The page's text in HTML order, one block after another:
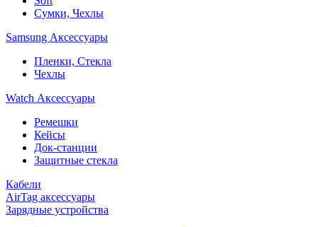
Сумки, Чехлы
Samsung Аксессуары
Пленки, Стекла
Чехлы
Watch Аксессуары
Ремешки
Кейсы
Док-станции
Защитные стекла
Кабели
AirTag аксессуары
Зарядные устройства